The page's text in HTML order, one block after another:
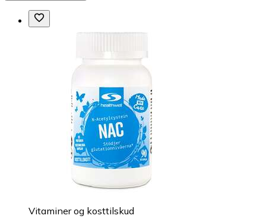
Vitaminer og kosttilskud